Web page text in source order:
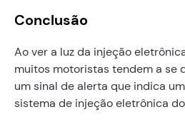
Conclusão
Ao ver a luz da injeção
muitos motoristas tendem a se
um sinal de alerta que indica
sistema de injeção eletrônica